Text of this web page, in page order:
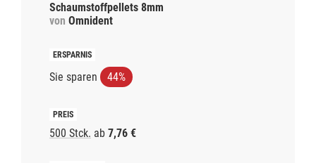
Schaumstoffpellets 8mm
von Omnident
Sie sparen 44%
500 Stck. ab 7,76 €